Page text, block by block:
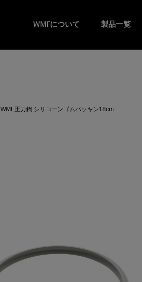
WMFについて 製品一覧
WMF圧力鍋 シリコーンゴムパッキン18cm